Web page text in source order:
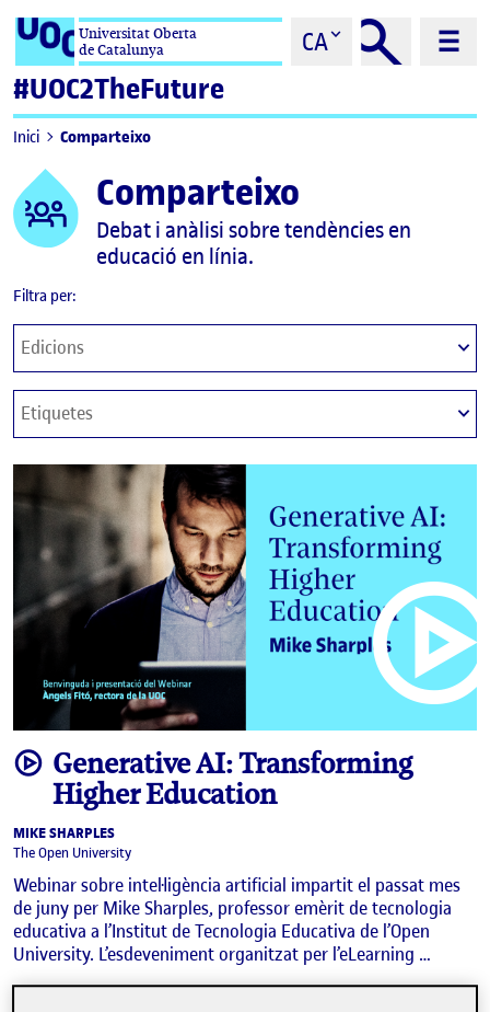
Saltar al contingutUniversitat Oberta
de Catalunya
CA
#UOC2TheFuture
Inici Comparteixo
Comparteixo
Debat i anàlisi sobre tendències en
educació en línia.
Filtra per:
videoGenerative AI: Transforming
Higher Education
MIKE SHARPLES
The Open University
Webinar sobre intel·ligència artificial impartit el passat mes
de juny per Mike Sharples, professor emèrit de tecnologia
educativa a l’Institut de Tecnologia Educativa de l’Open
University. L’esdeveniment organitzat per l’eLearning …
educació superior IA intel·ligència artificial